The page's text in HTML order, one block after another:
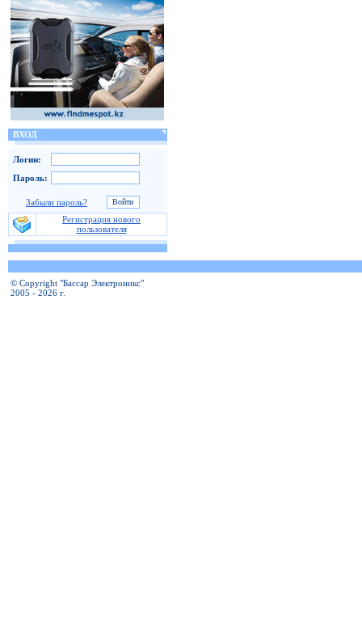
ВХОД
Логин:
Пароль:
Забыли пароль?
Регистрация нового
пользователя
© Copyright "Бассар Электроникс"
2005 - 2026 г.